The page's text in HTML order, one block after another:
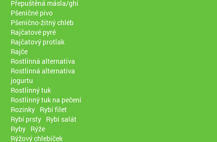
Přepuštěná másla/ghí
Pšeničné pivo
Pšenično-žitný chléb
Rajčatové pyré
Rajčatový protlak
Rajče
Rostlinná alternativa
Rostlinná alternativa
jogurtu
Rostlinný tuk
Rostlinný tuk na pečení
Rozinky Rybí filet
Rybí prsty Rybí salát
Ryby Rýže
Rýžový chlebíček